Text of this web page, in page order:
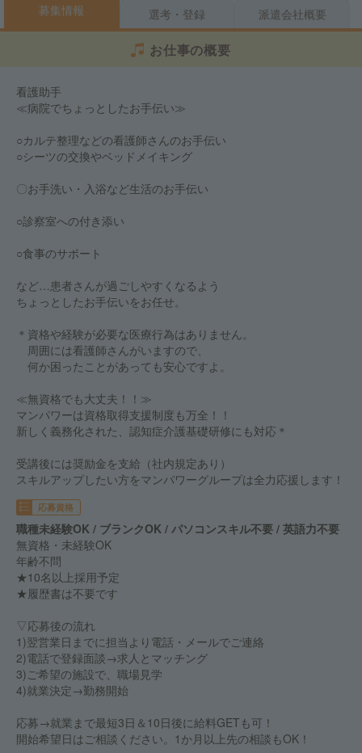
募集情報 選考・登録 派遣会社概要
お仕事の概要
看護助手
≪病院でちょっとしたお手伝い≫
○カルテ整理などの看護師さんのお手伝い
○シーツの交換やベッドメイキング
〇お手洗い・入浴など生活のお手伝い
○診察室への付き添い
○食事のサポート
など…患者さんが過ごしやすくなるよう
ちょっとしたお手伝いをお任せ。
＊資格や経験が必要な医療行為はありません。
周囲には看護師さんがいますので、
何か困ったことがあっても安心ですよ。
≪無資格でも大丈夫！！≫
マンパワーは資格取得支援制度も万全！！
新しく義務化された、認知症介護基礎研修にも対応＊
受講後には奨励金を支給（社内規定あり）
スキルアップしたい方をマンパワーグループは全力応援します！
応募資格
職種未経験OK / ブランクOK / パソコンスキル不要 / 英語力不要
無資格・未経験OK
年齢不問
★10名以上採用予定
★履歴書は不要です
▽応募後の流れ
1)翌営業日までに担当より電話・メールでご連絡
2)電話で登録面談→求人とマッチング
3)ご希望の施設で、職場見学
4)就業決定→勤務開始
応募→就業まで最短3日＆10日後に給料GETも可！
開始希望日はご相談ください。1か月以上先の相談もOK！